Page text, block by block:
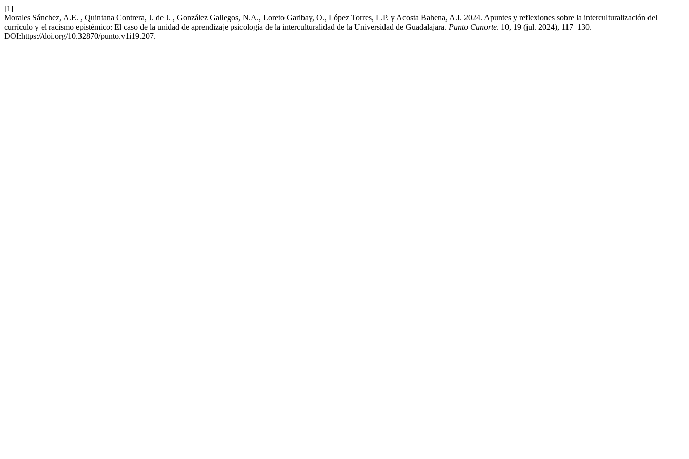
[1]
Morales Sánchez, A.E. , Quintana Contrera, J. de J. , González Gallegos, N.A., Loreto Garibay, O., López Torres, L.P. y Acosta Bahena, A.I. 2024. Apuntes y reflexiones sobre la interculturalización del
currículo y el racismo epistémico: El caso de la unidad de aprendizaje psicología de la interculturalidad de la Universidad de Guadalajara. Punto Cunorte. 10, 19 (jul. 2024), 117–130.
DOI:https://doi.org/10.32870/punto.v1i19.207.